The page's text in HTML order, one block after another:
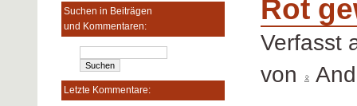
Suchen in Beiträgen
und Kommentaren:
Letzte Kommentare:
Rot
Verfasst
von